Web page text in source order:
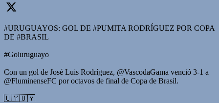
#URUGUAYOS: GOL DE #PUMITA RODRÍGUEZ POR COPA
DE #BRASIL
#Goluruguayo
Con un gol de José Luis Rodríguez, @VascodaGama venció 3-1 a
@FluminenseFC por octavos de final de Copa de Brasil.
🇺🇾🇺🇾